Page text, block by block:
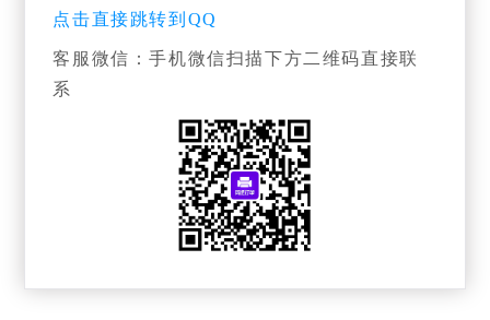
点击直接跳转到QQ
客服微信：手机微信扫描下方二维码直接联
系